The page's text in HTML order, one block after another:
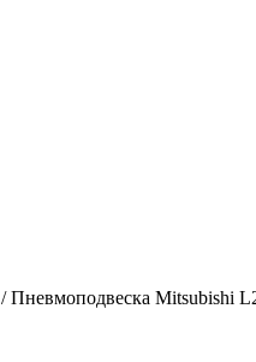
/ Пневмоподвеска Mitsubishi